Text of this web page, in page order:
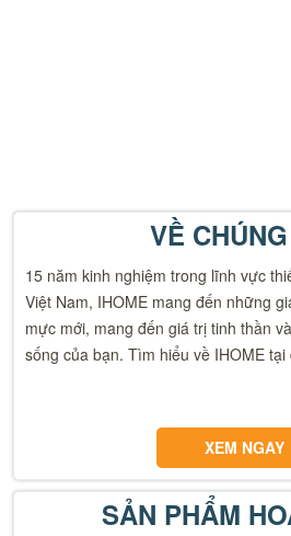
VỀ
15 năm kinh nghiệm trong lĩnh vực
Việt Nam, IHOME mang đến những
mực mới, mang đến giá trị tinh thần
sống của bạn. Tìm hiểu về IHOME tại
XEM NGAY
SẢN PHẨM